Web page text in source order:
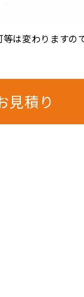
は変わりますの
見積り